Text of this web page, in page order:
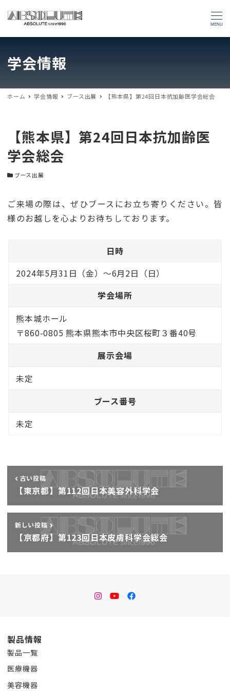
MENU
学会情報
ホーム 学会情報 ブース出展 【熊本県】第24回日本抗加齢医学会総会
【熊本県】第24回日本抗加齢医
学会総会
学会カテゴリー
ブース出展
ご来場の際は、ぜひブースにお立ち寄りください。皆
様のお越しを心よりお待ちしております。
日時
2024年5月31日（金）～6月2日（日）
学会場所
熊本城ホール
〒860-0805 熊本県熊本市中央区桜町３番40号
展示会場
未定
ブース番号
未定
古い投稿
【東京都】第112回日本美容外科学会
新しい投稿
【京都府】第123回日本皮膚科学会総会
instagram
Youtubefacebook
製品情報
製品一覧
医療機器
美容機器